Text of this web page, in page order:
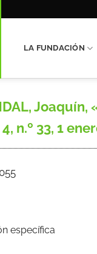
LA FUNDACIÓN
n.º 33, 1
específica